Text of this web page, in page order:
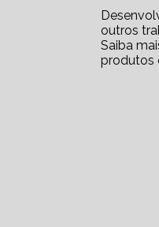
outros
Saiba
produtos